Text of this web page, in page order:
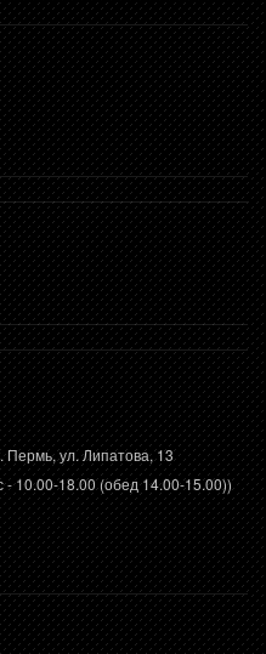
Пермь, ул. Липатова, 13
10.00-18.00 (обед 14.00-15.00))